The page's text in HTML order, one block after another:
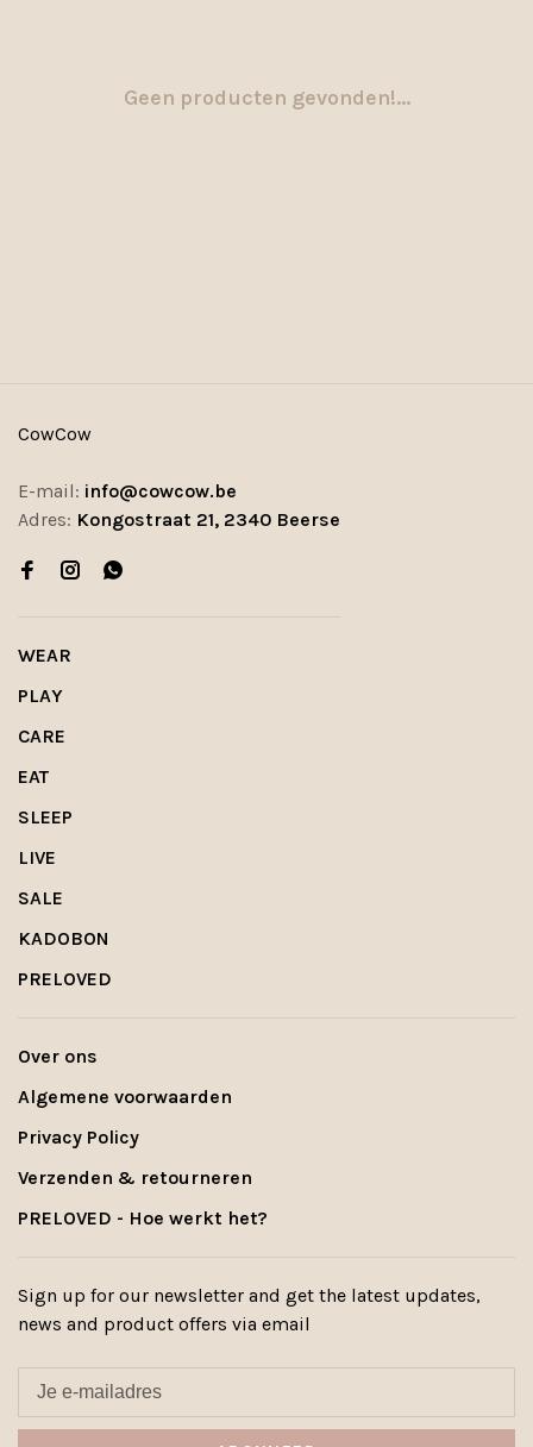
Geen producten gevonden!...
CowCow
E-mail: info@cowcow.be
Adres: Kongostraat 21, 2340 Beerse
WEAR
PLAY
CARE
EAT
SLEEP
LIVE
SALE
KADOBON
PRELOVED
Over ons
Algemene voorwaarden
Privacy Policy
Verzenden & retourneren
PRELOVED - Hoe werkt het?
Sign up for our newsletter and get the latest updates,
news and product offers via email